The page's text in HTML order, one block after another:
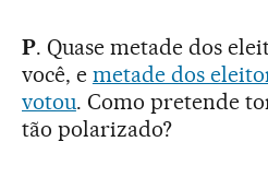
P. Quase metade dos
você, e metade dos
votou. Como pretende
tão polarizado?